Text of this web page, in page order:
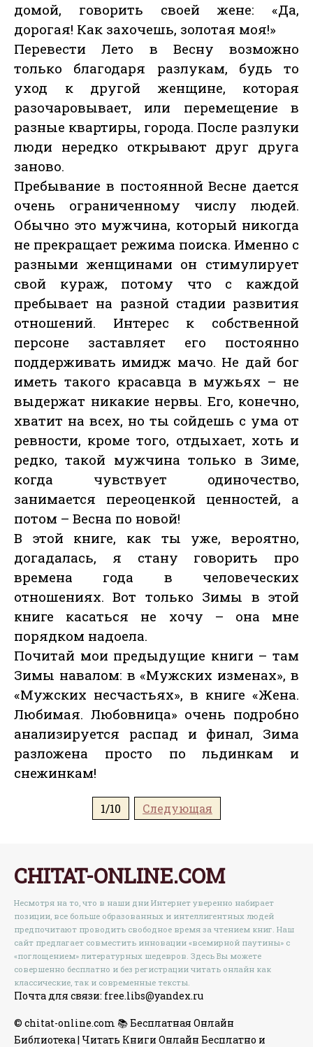
домой, говорить своей жене: «Да,
дорогая! Как захочешь, золотая моя!»
Перевести Лето в Весну возможно
только благодаря разлукам, будь то
уход к другой женщине, которая
разочаровывает, или перемещение в
разные квартиры, города. После разлуки
люди нередко открывают друг друга
заново.
Пребывание в постоянной Весне дается
очень ограниченному числу людей.
Обычно это мужчина, который никогда
не прекращает режима поиска. Именно с
разными женщинами он стимулирует
свой кураж, потому что с каждой
пребывает на разной стадии развития
отношений. Интерес к собственной
персоне заставляет его постоянно
поддерживать имидж мачо. Не дай бог
иметь такого красавца в мужьях – не
выдержат никакие нервы. Его, конечно,
хватит на всех, но ты сойдешь с ума от
ревности, кроме того, отдыхает, хоть и
редко, такой мужчина только в Зиме,
когда чувствует одиночество,
занимается переоценкой ценностей, а
потом – Весна по новой!
В этой книге, как ты уже, вероятно,
догадалась, я стану говорить про
времена года в человеческих
отношениях. Вот только Зимы в этой
книге касаться не хочу – она мне
порядком надоела.
Почитай мои предыдущие книги – там
Зимы навалом: в «Мужских изменах», в
«Мужских несчастьях», в книге «Жена.
Любимая. Любовница» очень подробно
анализируется распад и финал, Зима
разложена просто по льдинкам и
снежинкам!
1/10 Следующая
CHITAT-ONLINE.COM
Несмотря на то, что в наши дни Интернет уверенно набирает
позиции, все больше образованных и интеллигентных людей
предпочитают проводить свободное время за чтением книг. Наш
сайт предлагает совместить инновации «всемирной паутины» с
«поглощением» литературных шедевров. Здесь Вы можете
совершенно бесплатно и без регистрации читать онлайн как
классические, так и современные тексты.
Почта для связи: free.libs@yandex.ru
© chitat-online.com 📚 Бесплатная Онлайн
Библиотека | Читать Книги Онлайн Бесплатно и